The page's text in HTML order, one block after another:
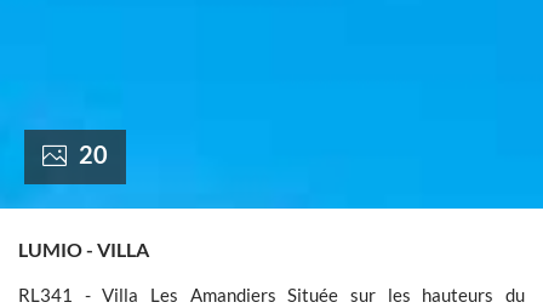
20
LUMIO - VILLA
RL341 - Villa Les Amandiers Située sur les hauteurs du
France +(33)